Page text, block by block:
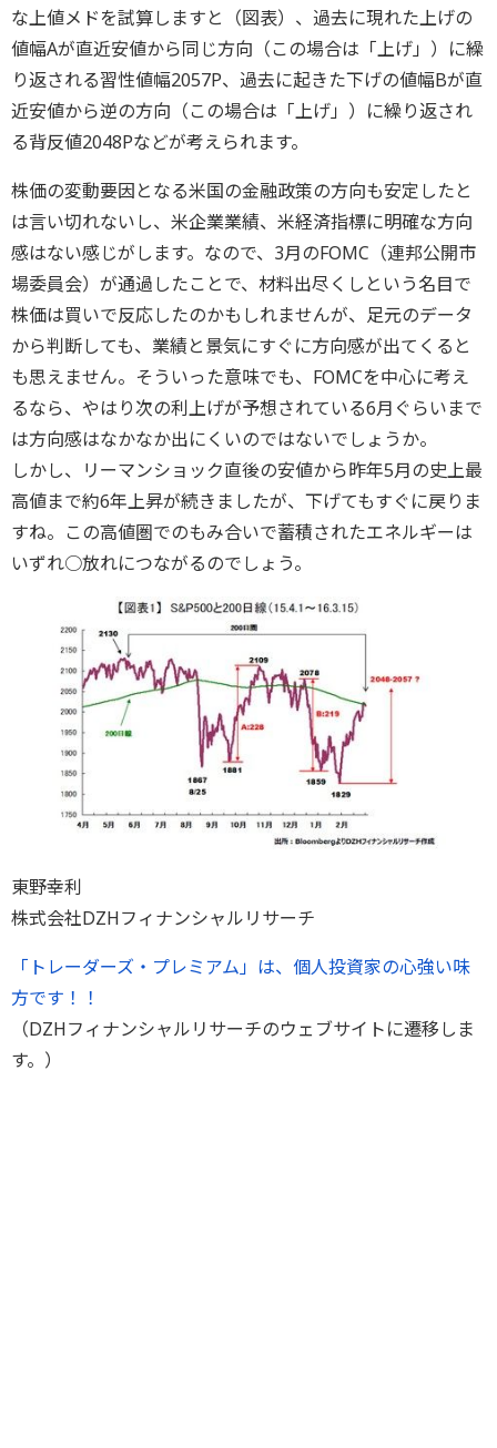
な上値メドを試算しますと（図表）、過去に現れた上げの
値幅Aが直近安値から同じ方向（この場合は「上げ」）に繰
り返される習性値幅2057P、過去に起きた下げの値幅Bが直
近安値から逆の方向（この場合は「上げ」）に繰り返され
る背反値2048Pなどが考えられます。
株価の変動要因となる米国の金融政策の方向も安定したと
は言い切れないし、米企業業績、米経済指標に明確な方向
感はない感じがします。なので、3月のFOMC（連邦公開市
場委員会）が通過したことで、材料出尽くしという名目で
株価は買いで反応したのかもしれませんが、足元のデータ
から判断しても、業績と景気にすぐに方向感が出てくると
も思えません。そういった意味でも、FOMCを中心に考え
るなら、やはり次の利上げが予想されている6月ぐらいまで
は方向感はなかなか出にくいのではないでしょうか。
しかし、リーマンショック直後の安値から昨年5月の史上最
高値まで約6年上昇が続きましたが、下げてもすぐに戻りま
すね。この高値圏でのもみ合いで蓄積されたエネルギーは
いずれ○放れにつながるのでしょう。
東野幸利
株式会社DZHフィナンシャルリサーチ
「トレーダーズ・プレミアム」は、個人投資家の心強い味
方です！！
（DZHフィナンシャルリサーチのウェブサイトに遷移しま
す。）